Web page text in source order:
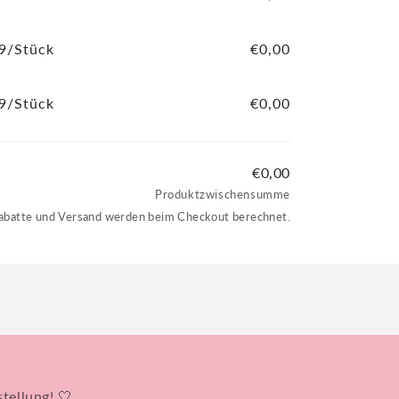
Stück €0,00
Stück
€0,00
€0,00
Produktzwischensumme
und Versand werden beim Checkout berechnet.